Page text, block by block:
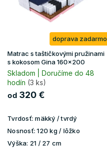
u
k
t
o
v
doprava zadarmo
Matrac s taštičkovými pružinami
s kokosom Gina 160x200
Skladom | Doručíme do 48
hodín (3 ks)
od 320 €
Tvrdosť: mäkký / tvrdý
Nosnosť: 120 kg / lôžko
Výška: 21 / 27 cm